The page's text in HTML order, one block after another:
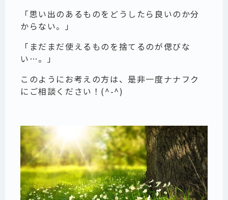
「思い出のあるものをどうしたら良いのか分
からない。」
「まだまだ使えるものを捨てるのが偲びな
い…。」
このようにお考えの方は、是非一度ナナフク
にご相談ください！(^-^)